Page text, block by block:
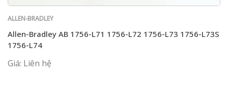
ALLEN-BRADLEY
Allen-Bradley AB 1756-L71 1756-L72 1756-L73 1756-L73S
1756-L74
Giá: Liên hệ